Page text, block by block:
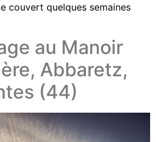
couvert quelques semaines
au Manoir
Abbaretz,
(44)